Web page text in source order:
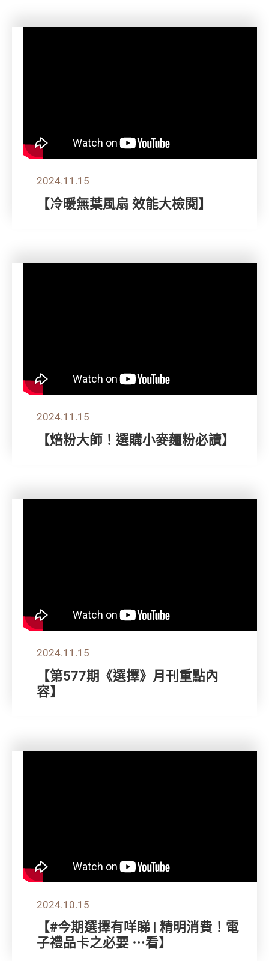
2024.11.15
【冷暖無葉風扇 效能大檢閱】
2024.11.15
【焙粉大師！選購小麥麵粉必讀】
2024.11.15
【第577期《選擇》月刊重點內
容】
2024.10.15
【#今期選擇有咩睇 | 精明消費！電
子禮品卡之必要 ⋯看】